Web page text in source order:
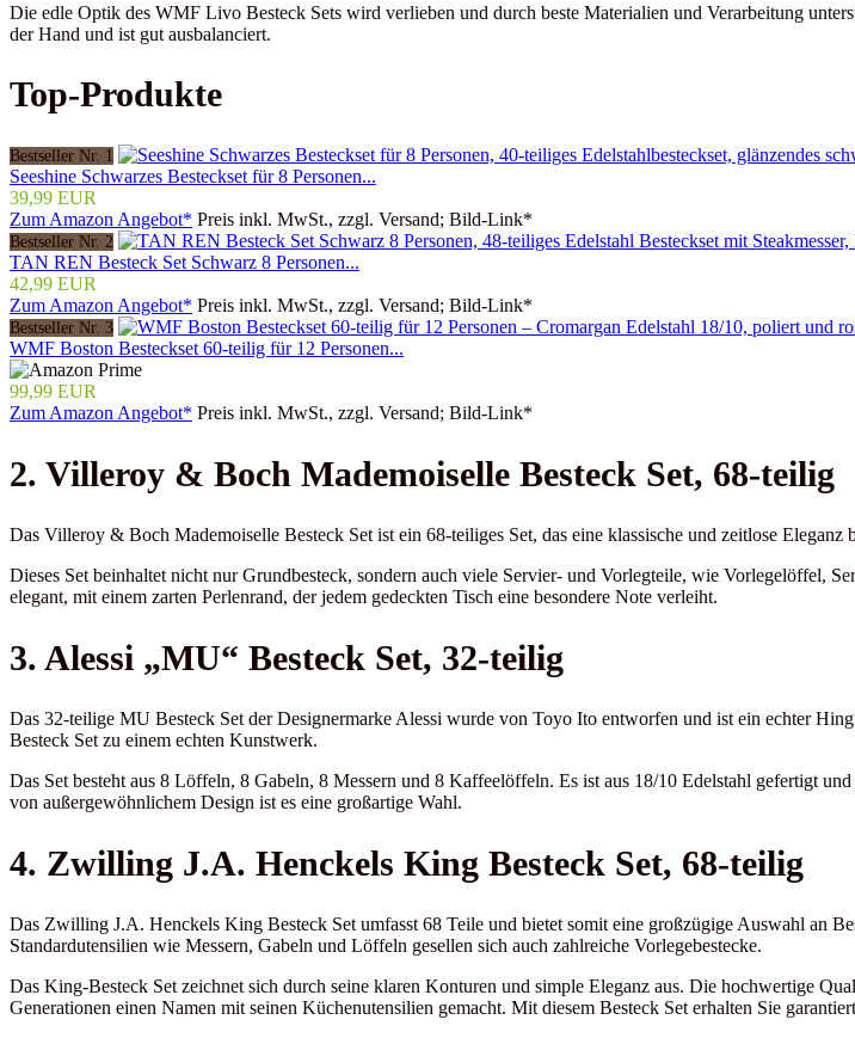
Die edle Optik des WMF Livo Besteck Sets wird verlieben und durch beste Materialien und Verarbeitung
der Hand und ist gut ausbalanciert.
Top-Produkte
Bestseller Nr. 1
Seeshine Schwarzes Besteckset für 8 Personen...
39,99 EUR
Zum Amazon Angebot* Preis inkl. MwSt., zzgl. Versand; Bild-Link*
Bestseller Nr. 2
TAN REN Besteck Set Schwarz 8 Personen...
42,99 EUR
Zum Amazon Angebot* Preis inkl. MwSt., zzgl. Versand; Bild-Link*
Bestseller Nr. 3
WMF Boston Besteckset 60-teilig für 12 Personen...
99,99 EUR
Zum Amazon Angebot* Preis inkl. MwSt., zzgl. Versand; Bild-Link*
2. Villeroy & Boch Mademoiselle Besteck Set, 68-teilig
Das Villeroy & Boch Mademoiselle Besteck Set ist ein 68-teiliges Set, das eine klassische und zeitlose
Dieses Set beinhaltet nicht nur Grundbesteck, sondern auch viele Servier- und Vorlegteile, wie Vorlegelöffel,
elegant, mit einem zarten Perlenrand, der jedem gedeckten Tisch eine besondere Note verleiht.
3. Alessi „MU“ Besteck Set, 32-teilig
Das 32-teilige MU Besteck Set der Designermarke Alessi wurde von Toyo Ito entworfen und ist ein echter
Besteck Set zu einem echten Kunstwerk.
Das Set besteht aus 8 Löffeln, 8 Gabeln, 8 Messern und 8 Kaffeelöffeln. Es ist aus 18/10 Edelstahl gefertigt
von außergewöhnlichem Design ist es eine großartige Wahl.
4. Zwilling J.A. Henckels King Besteck Set, 68-teilig
Das Zwilling J.A. Henckels King Besteck Set umfasst 68 Teile und bietet somit eine großzügige Auswahl an
Standardutensilien wie Messern, Gabeln und Löffeln gesellen sich auch zahlreiche Vorlegebestecke.
Das King-Besteck Set zeichnet sich durch seine klaren Konturen und simple Eleganz aus. Die hochwertige
Generationen einen Namen mit seinen Küchenutensilien gemacht. Mit diesem Besteck Set erhalten Sie